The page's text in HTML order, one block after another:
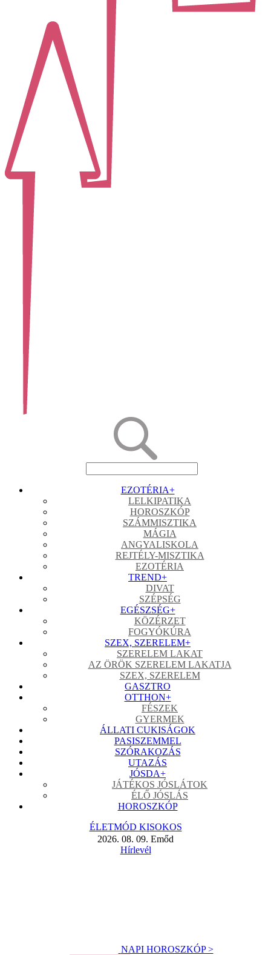
EZOTÉRIA+
LELKIPATIKA
HOROSZKÓP
SZÁMMISZTIKA
MÁGIA
ANGYALISKOLA
REJTÉLY-MISZTIKA
EZOTÉRIA
TREND+
DIVAT
SZÉPSÉG
EGÉSZSÉG+
KÖZÉRZET
FOGYÓKÚRA
SZEX, SZERELEM+
SZERELEM LAKAT
AZ ÖRÖK SZERELEM LAKATJA
SZEX, SZERELEM
GASZTRO
OTTHON+
FÉSZEK
GYERMEK
ÁLLATI CUKISÁGOK
PASISZEMMEL
SZÓRAKOZÁS
UTAZÁS
JÓSDA+
JÁTÉKOS JÓSLÁTOK
ÉLŐ JÓSLÁS
HOROSZKÓP
ÉLETMÓD KISOKOS
2026. 08. 09. Emőd
Hírlevél
NAPI HOROSZKÓP >